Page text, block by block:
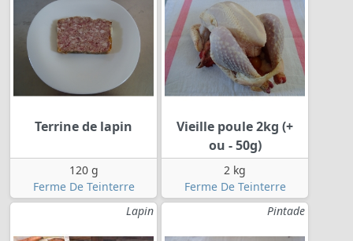
Terrine de lapin
120 g
Ferme De Teinterre
Vieille poule 2kg (+
ou - 50g)
2 kg
Ferme De Teinterre
Lapin
Pintade